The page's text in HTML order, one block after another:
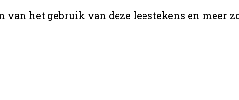
van het gebruik van deze leestekens en meer